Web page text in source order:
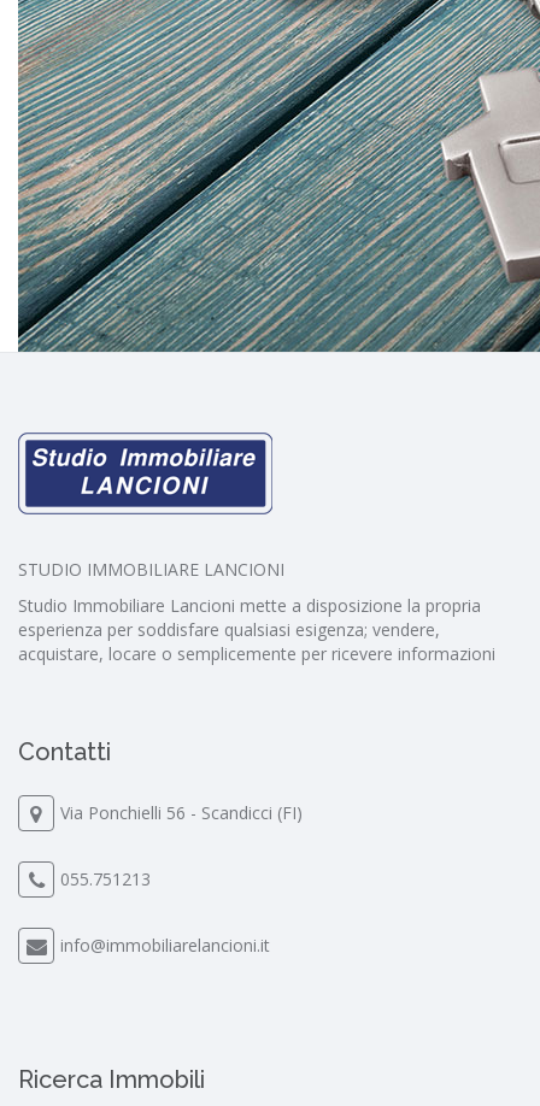
STUDIO IMMOBILIARE LANCIONI
Studio Immobiliare Lancioni mette a disposizione la propria
esperienza per soddisfare qualsiasi esigenza; vendere,
acquistare, locare o semplicemente per ricevere informazioni
Contatti
Via Ponchielli 56 - Scandicci (FI)
055.751213
info@immobiliarelancioni.it
Ricerca Immobili